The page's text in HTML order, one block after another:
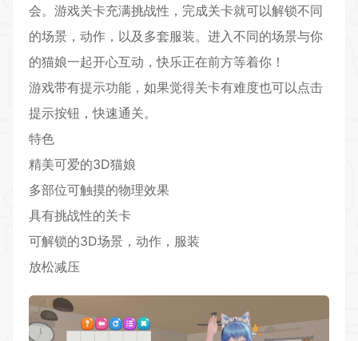
会。游戏关卡充满挑战性，完成关卡就可以解锁不同
的场景， 动作 ，以及多套服装。进入不同的场景与你
的猫娘一起开心互动，快乐正在前方等着你！
游戏带有提示功能，如果觉得关卡有难度也可以点击
提示按钮，快速通关。
特色
精美可爱的3D猫娘
多部位可触摸的物理效果
具有挑战性的关卡
可解锁的3D场景，动作，服装
放松减压